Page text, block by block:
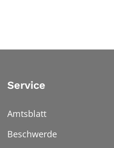
Service
Amtsblatt
Beschwerde